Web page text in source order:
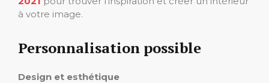
à votre image.
Personnalisation possible
Design et esthétique